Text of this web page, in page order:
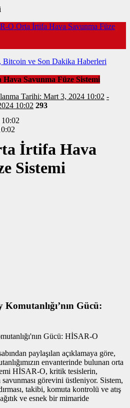
O Orta İrtifa Hava Savunma Füze
Bitcoin ve Son Dakika Haberleri
Savunma Füze Sistemi
Tarihi: Mart 3, 2024 10:02 -
10:02 293
İrtifa Hava
Sistemi
Gücü:
paylaşılan açıklamaya göre,
envanterinde bulunan orta
HİSAR-O, kritik tesislerin,
görevini üstleniyor. Sistem,
takibi, komuta kontrolü ve atış
ve esnek bir mimaride